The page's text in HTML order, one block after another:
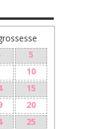
5
10
15
20
25